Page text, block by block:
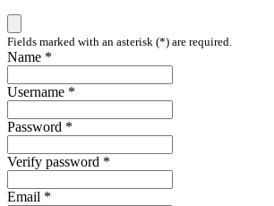
Fields marked with an asterisk (*) are required.
Name *
Username *
Password *
Verify password *
Email *